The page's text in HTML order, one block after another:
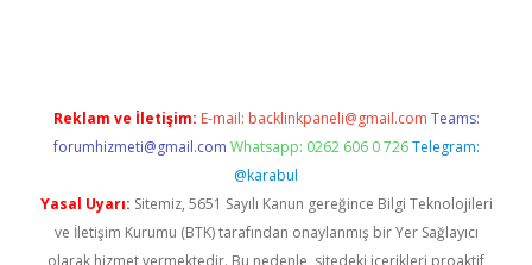
Reklam ve İletişim: E-mail: backlinkpaneli@gmail.com Teams:
forumhizmeti@gmail.com Whatsapp: 0262 606 0 726 Telegram:
@karabul
Yasal Uyarı: Sitemiz, 5651 Sayılı Kanun gereğince Bilgi Teknolojileri
ve İletişim Kurumu (BTK) tarafından onaylanmış bir Yer Sağlayıcı
olarak hizmet vermektedir. Bu nedenle, sitedeki içerikleri proaktif